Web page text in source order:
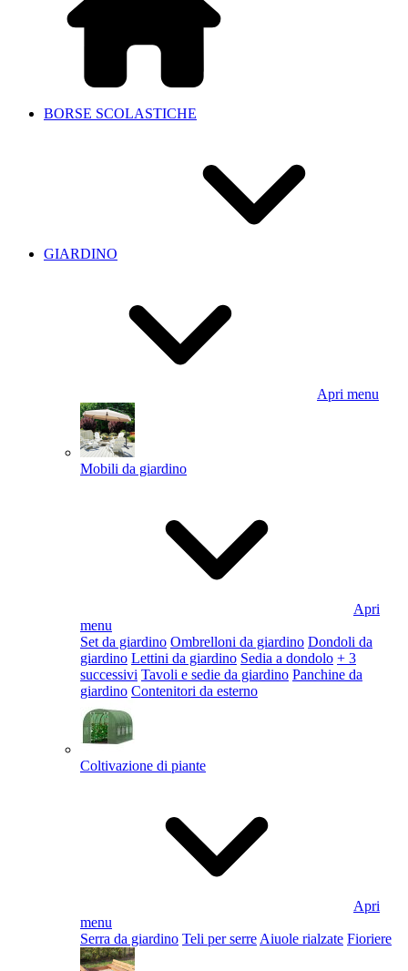
BORSE SCOLASTICHE
GIARDINO
Apri menu
Mobili da giardino
Apri
menu
Set da giardino Ombrelloni da giardino Dondoli da
giardino Lettini da giardino Sedia a dondolo + 3
successivi Tavoli e sedie da giardino Panchine da
giardino Contenitori da esterno
Coltivazione di piante
Apri
menu
Serra da giardino Teli per serre Aiuole rialzate Fioriere